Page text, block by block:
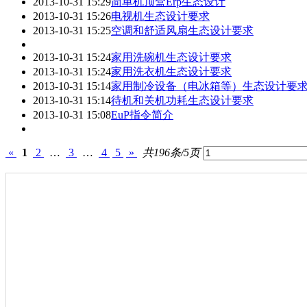
2013-10-31 15:26电视机生态设计要求
2013-10-31 15:25空调和舒适风扇生态设计要求
2013-10-31 15:24家用洗碗机生态设计要求
2013-10-31 15:24家用洗衣机生态设计要求
2013-10-31 15:14家用制冷设备（电冰箱等）生态设计要
2013-10-31 15:14待机和关机功耗生态设计要求
2013-10-31 15:08EuP指令简介
« 1 2 … 3 … 4 5 » 共196条/5页